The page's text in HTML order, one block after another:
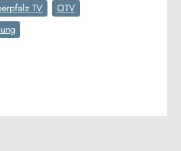
TV
OTV